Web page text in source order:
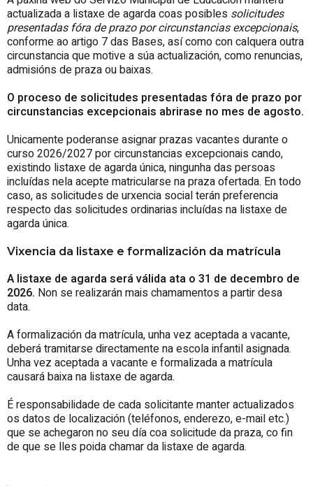
actualizada a listaxe de agarda coas posibles solicitudes
presentadas fóra de prazo por circunstancias excepcionais,
conforme ao artigo 7 das Bases, así como con calquera outra
circunstancia que motive a súa actualización, como renuncias,
admisións de praza ou baixas.
O proceso de solicitudes presentadas fóra de prazo por
circunstancias excepcionais abrirase no mes de agosto.
Unicamente poderanse asignar prazas vacantes durante o
curso 2026/2027 por circunstancias excepcionais cando,
existindo listaxe de agarda única, ningunha das persoas
incluídas nela acepte matricularse na praza ofertada. En todo
caso, as solicitudes de urxencia social terán preferencia
respecto das solicitudes ordinarias incluídas na listaxe de
agarda única.
Vixencia da listaxe e formalización da matrícula
A listaxe de agarda será válida ata o 31 de decembro de
2026. Non se realizarán mais chamamentos a partir desa
data.
A formalización da matrícula, unha vez aceptada a vacante,
deberá tramitarse directamente na escola infantil asignada.
Unha vez aceptada a vacante e formalizada a matrícula
causará baixa na listaxe de agarda.
É responsabilidade de cada solicitante manter actualizados
os datos de localización (teléfonos, enderezo, e-mail etc.)
que se achegaron no seu día coa solicitude da praza, co fin
de que se lles poida chamar da listaxe de agarda.